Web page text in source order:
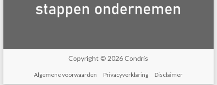
Copyright © 2026 Condris
Algemene voorwaarden Privacyverklaring Disclaimer